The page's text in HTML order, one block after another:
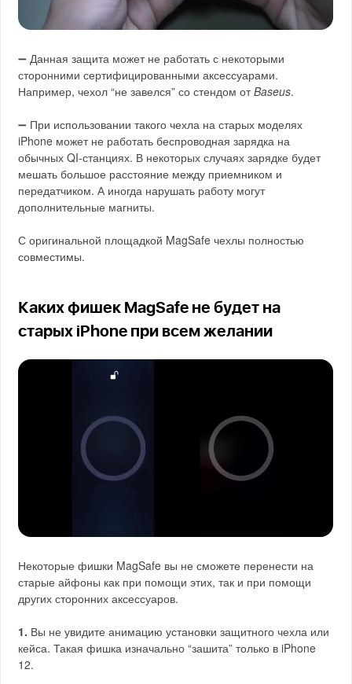
➖ Данная защита может не работать с некоторыми
сторонними сертифицированными аксессуарами.
Например, чехол “не завелся” со стендом отBaseus.
➖ При использовании такого чехла на старых моделях
iPhone может не работать беспроводная зарядка на
обычных QI-станциях. В некоторых случаях зарядке будет
мешать большое расстояние между приемником и
передатчиком. А иногда нарушать работу могут
дополнительные магниты.
С оригинальной площадкой MagSafe чехлы полностью
совместимы.
Каких фишек MagSafe не будет на
старых iPhone при всем желании
Некоторые фишки MagSafe вы не сможете перенести на
старые айфоны как при помощи этих, так и при помощи
других сторонних аксессуаров.
1. Вы не увидите анимацию установки защитного чехла или
кейса. Такая фишка изначально “зашита” только в iPhone
12.